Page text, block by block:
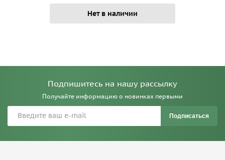
Нет в наличии
Подпишитесь на нашу рассылку
Получайте информацию о новинках первыми
Подписаться